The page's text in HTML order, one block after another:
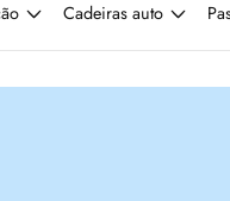
Cadeiras auto